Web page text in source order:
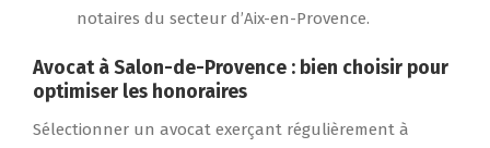
notaires du secteur d’Aix-en-Provence.
Avocat à Salon-de-Provence : bien choisir pour
optimiser les honoraires
Sélectionner un avocat exerçant régulièrement à